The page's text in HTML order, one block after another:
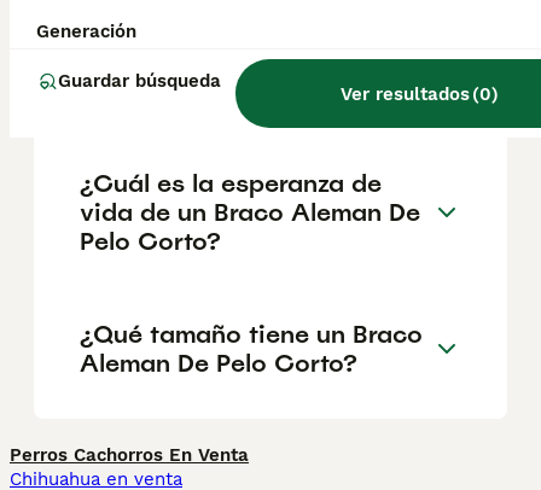
Generación
Guardar búsqueda
Ver resultados(0)
¿Cuáles son las ventajas y
desventajas de la raza Braco
Aleman De Pelo Corto?
¿Cuál es la esperanza de
vida de un Braco Aleman De
Pelo Corto?
¿Qué tamaño tiene un Braco
Aleman De Pelo Corto?
Perros Cachorros En Venta
Chihuahua en venta